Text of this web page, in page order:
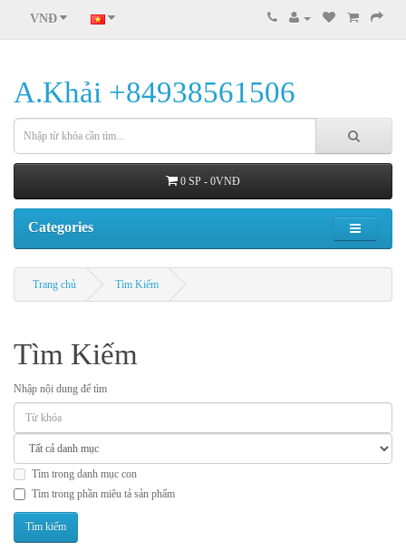
VNĐ
A.Khải +84938561506
0 SP - 0VNĐ
Categories
Trang chủ Tìm Kiếm
Tìm Kiếm
Nhập nội dung để tìm
Tìm trong danh mục con
Tìm trong phần miêu tả sản phẩm